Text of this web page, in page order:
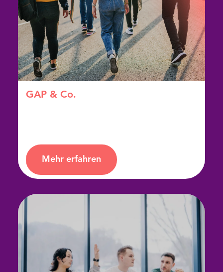
GAP & Co.
Mehr erfahren